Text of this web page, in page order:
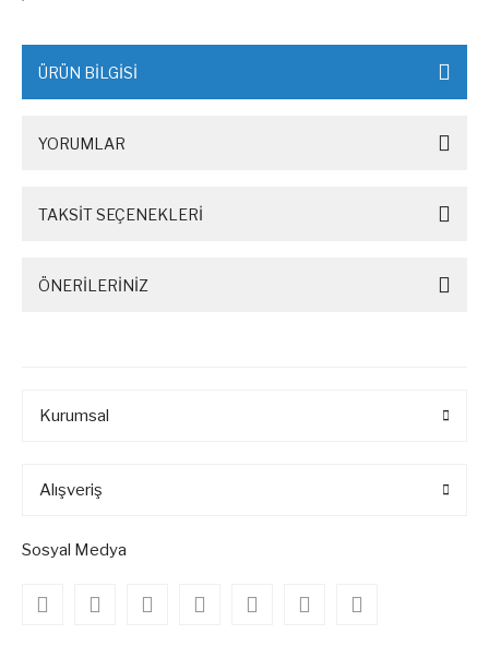
ÜRÜN BİLGİSİ
YORUMLAR
TAKSİT SEÇENEKLERİ
ÖNERİLERİNİZ
Kurumsal
Alışveriş
Sosyal Medya